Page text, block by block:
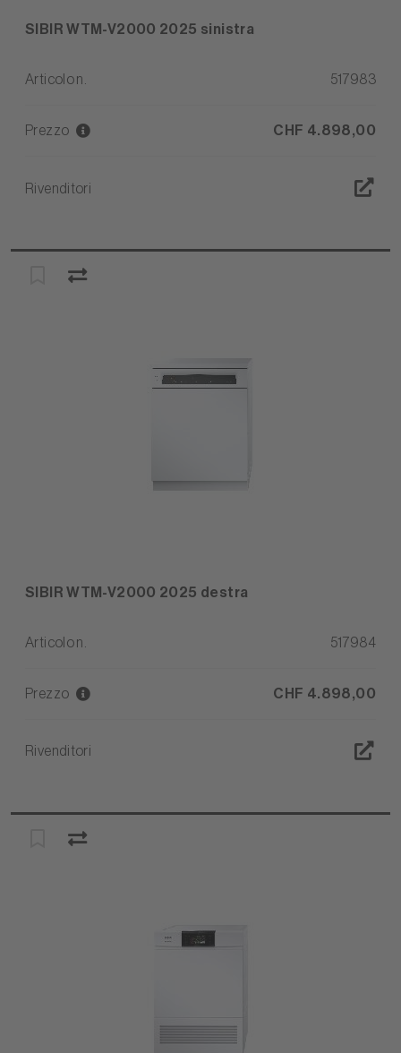
SIBIR WTM-V2000 2025 sinistra
Articolo n. 517983
Prezzo CHF 4.898,00
Rivenditori
SIBIR WTM-V2000 2025 destra
Articolo n. 517984
Prezzo CHF 4.898,00
Rivenditori